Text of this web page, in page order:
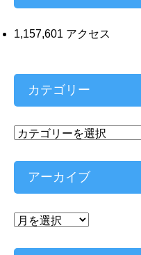
1,157,601 アクセス
カテゴリー
カ
ゴ
ー
アーカイブ
ア
カ